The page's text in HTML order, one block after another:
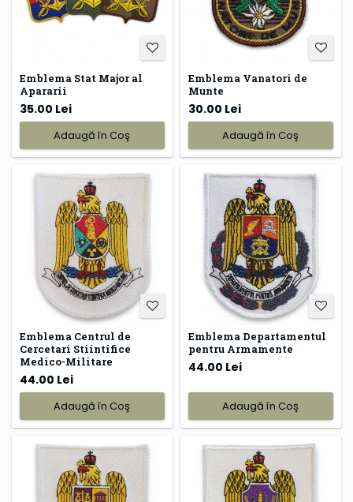
Emblema Stat Major al
Apararii
35.00 Lei
Adaugă în Coş
Emblema Vanatori de
Munte
30.00 Lei
Adaugă în Coş
Emblema Centrul de
Cercetari Stiintifice
Medico-Militare
44.00 Lei
Adaugă în Coş
Emblema Departamentul
pentru Armamente
44.00 Lei
Adaugă în Coş